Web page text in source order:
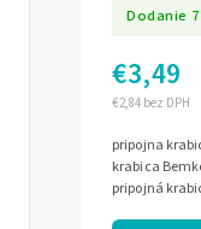
Dodanie
€2,84 bez DPH
€3,49
pripojna
krabica
pripojná